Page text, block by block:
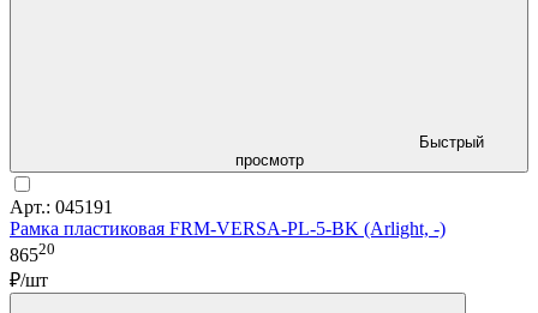
Быстрый
просмотр
Арт.: 045191
Рамка пластиковая FRM-VERSA-PL-5-BK (Arlight, -)
86520
₽/шт